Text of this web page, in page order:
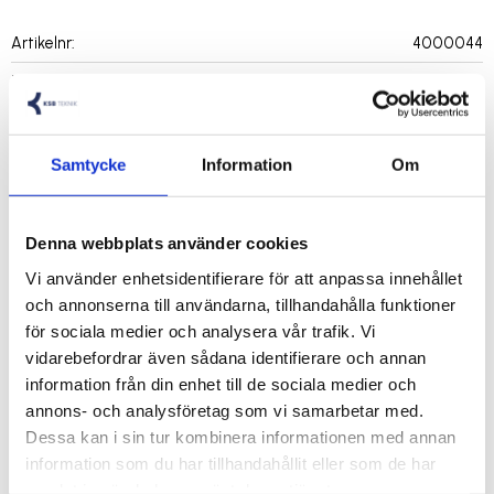
Samtycke Information Om
Denna webbplats använder cookies
Vi använder enhetsidentifierare för att anpassa innehållet
och annonserna till användarna, tillhandahålla funktioner
för sociala medier och analysera vår trafik. Vi
vidarebefordrar även sådana identifierare och annan
information från din enhet till de sociala medier och
annons- och analysföretag som vi samarbetar med.
Dessa kan i sin tur kombinera informationen med annan
information som du har tillhandahållit eller som de har
Artikelnr
4000044
Tillverkare
360° kameraövervakningssystem
1080p 360° AI ADAS-kamerasystem levereras med 4 kameror
för upptäckt av oskyddade trafikanter (VRU) med en ultrabred
betraktningsvinkel. Eliminera döda vinklar med
betraktningsvinklar runt om, varning för frontalkollision,
fotgängardetektering, backparkering och smala vägar.
1080p kristallklar bildupplösning